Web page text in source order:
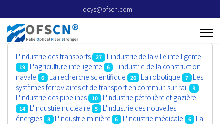
dcys@ofscn.com
L'industrie des transports 27 L'industrie de la ville intelligente
19 L'agriculture intelligente 6
L'industrie de la construction
navale
6 La recherche scientifique 26 La robotique 7
Les
systèmes ferroviaires et de transport en commun sur rail
8
L'industrie des pipelines 10 L'industrie pétrolière et gazière
14 L'industrie nucléaire 5
L'industrie des nouvelles
énergies
8 L'industrie minière 6 L'industrie médicale 6
La